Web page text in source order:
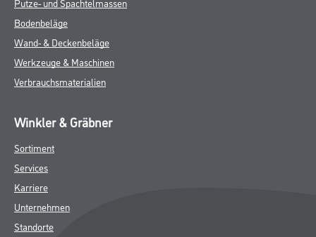
Bodenbeläge
Wand- & Deckenbeläge
Werkzeuge & Maschinen
Verbrauchsmaterialien
Winkler & Gräbner
Sortiment
Services
Karriere
Unternehmen
Standorte